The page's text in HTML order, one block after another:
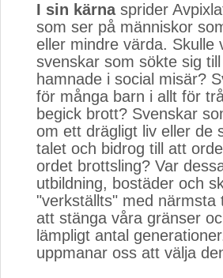
I sin kärnasprider
som ser på människor
eller mindre värda. Skulle
svenskar som sökte sig
hamnade i social misär?
för många barn i allt för
begick brott? Svenskar
om ett drägligt liv eller de
talet och bidrog till att
ordet brottsling? Var
utbildning, bostäder och
"verkställts" med
att stänga våra gränser
lämpligt antal
uppmanar oss att välja